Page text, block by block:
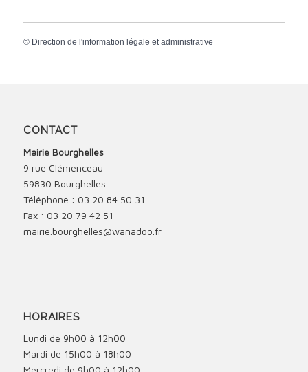
© Direction de l'information légale et administrative
CONTACT
Mairie Bourghelles
9 rue Clémenceau
59830 Bourghelles
Téléphone : 03 20 84 50 31
Fax : 03 20 79 42 51
mairie.bourghelles@wanadoo.fr
HORAIRES
Lundi de 9h00 à 12h00
Mardi de 15h00 à 18h00